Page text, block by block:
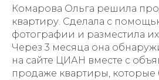
Комарова Ольга решила
квартиру. Сделала с
фотографии и разместила
Через 3 месяца она
на сайте ЦИАН вместе с
продаже квартиры,